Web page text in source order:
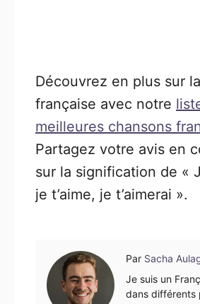
Découvrez en plus sur
française avec notre
meilleures chansons
Partagez votre avis en
sur la signification de «
je t’aime, je t’aimerai ».
Par Author
Sacha
Je suis un
dans différents